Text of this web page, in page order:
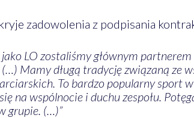
zadowolenia z podpisania
LO zostaliśmy głównym
Mamy długą tradycję związaną ze
To bardzo popularny sport
na wspólnocie i duchu zespołu.
grupie. (…)”